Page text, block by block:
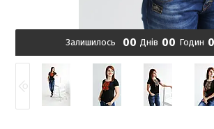
Залишилось 00 Днів 00 Годин 0